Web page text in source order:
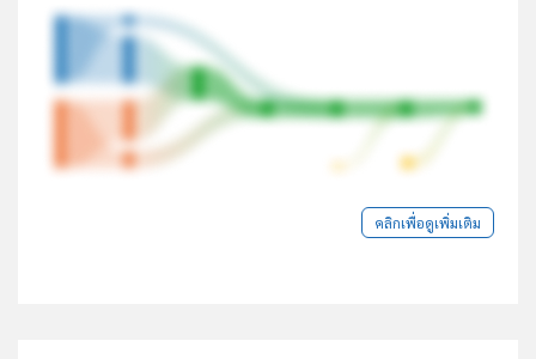
คลิกเพื่อดูเพิ่มเติม